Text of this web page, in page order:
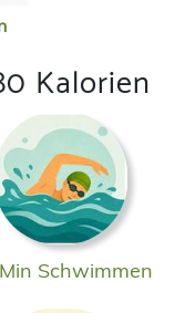
Kalorien
Schwimmen